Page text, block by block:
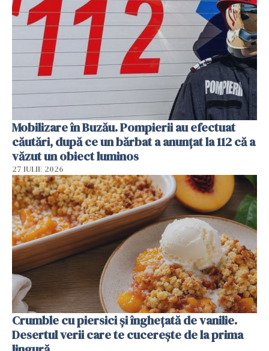
Mobilizare în Buzău. Pompierii au efectuat
căutări, după ce un bărbat a anunțat la 112 că a
văzut un obiect luminos
27 IULIE 2026
Crumble cu piersici și înghețată de vanilie.
Desertul verii care te cucerește de la prima